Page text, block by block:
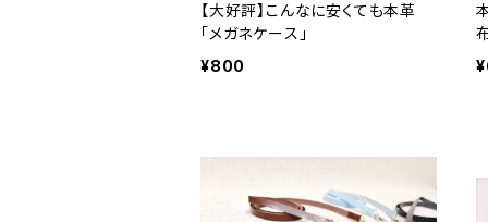
【大好評】こんなに安くても本革
「メガネケース」
¥800